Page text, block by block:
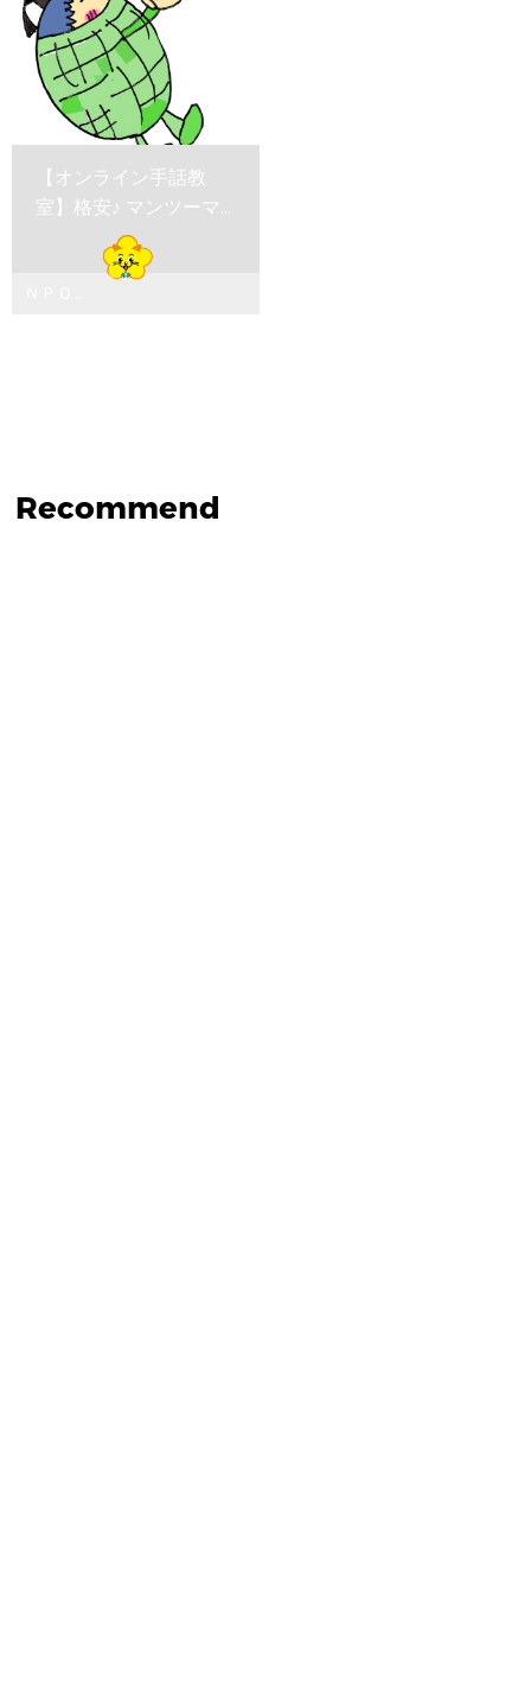
【オンライン手話教
室】格安♪ マンツーマ
ン、グループ、期間・
Recommend